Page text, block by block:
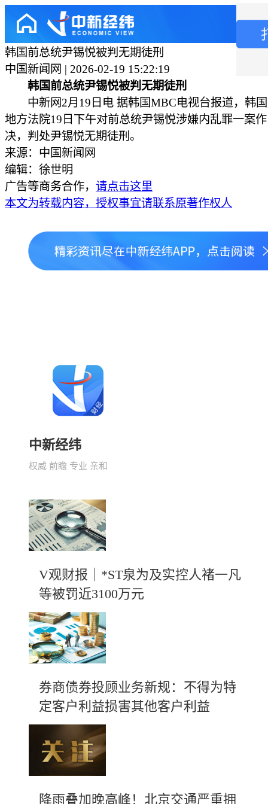
韩国前总统尹锡悦被判无期徒刑
中国新闻网 | 2026-02-19 15:22:19
韩国前总统尹锡悦被判无期徒刑
中新网2月19日电 据韩国MBC电视台报道，韩
地方法院19日下午对前总统尹锡悦涉嫌内乱罪一案
决，判处尹锡悦无期徒刑。
来源：中国新闻网
编辑：徐世明
广告等商务合作， 请点击这里
本文为转载内容，授权事宜请联系原著作权人
中新经纬
权威 前瞻 专业 亲和
V观财报｜*ST泉为及实控人褚一凡
等被罚近3100万元
券商债券投顾业务新规：不得为特
定客户利益损害其他客户利益
降雨叠加晚高峰！北京交通严重拥